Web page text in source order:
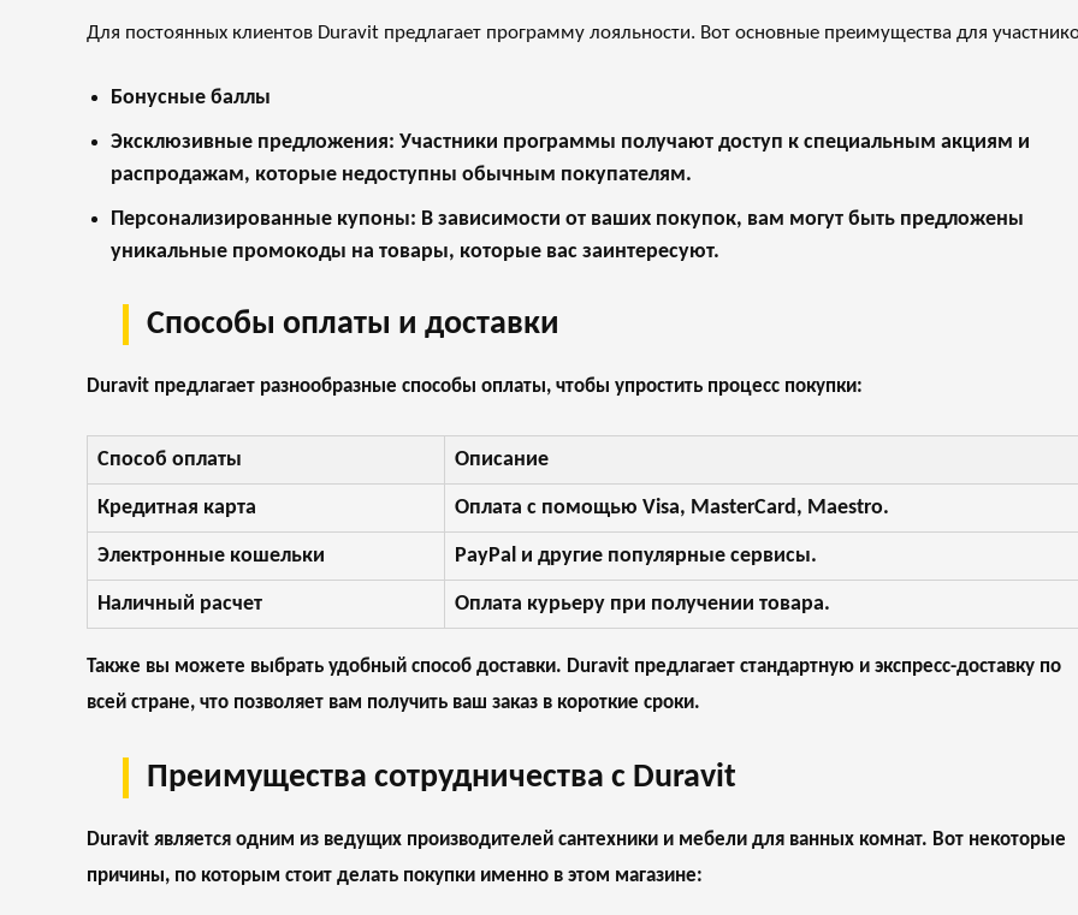
Для постоянных клиентов Duravit предлагает программу лояльности. Вот основные преимущества для
Бонусные баллы
Эксклюзивные предложения: Участники программы получают доступ к специальным акциям и
распродажам, которые недоступны обычным покупателям.
Персонализированные купоны: В зависимости от ваших покупок, вам могут быть предложены
уникальные промокоды на товары, которые вас заинтересуют.
Способы оплаты и доставки
Duravit предлагает разнообразные способы оплаты, чтобы упростить процесс покупки:
Способ оплаты Описание
Кредитная карта Оплата с помощью Visa, MasterCard, Maestro.
Электронные кошельки PayPal и другие популярные сервисы.
Наличный расчет Оплата курьеру при получении товара.
Также вы можете выбрать удобный способ доставки. Duravit предлагает стандартную и экспресс-доставку по
всей стране, что позволяет вам получить ваш заказ в короткие сроки.
Преимущества сотрудничества с Duravit
Duravit является одним из ведущих производителей сантехники и мебели для ванных комнат. Вот некоторые
причины, по которым стоит делать покупки именно в этом магазине: